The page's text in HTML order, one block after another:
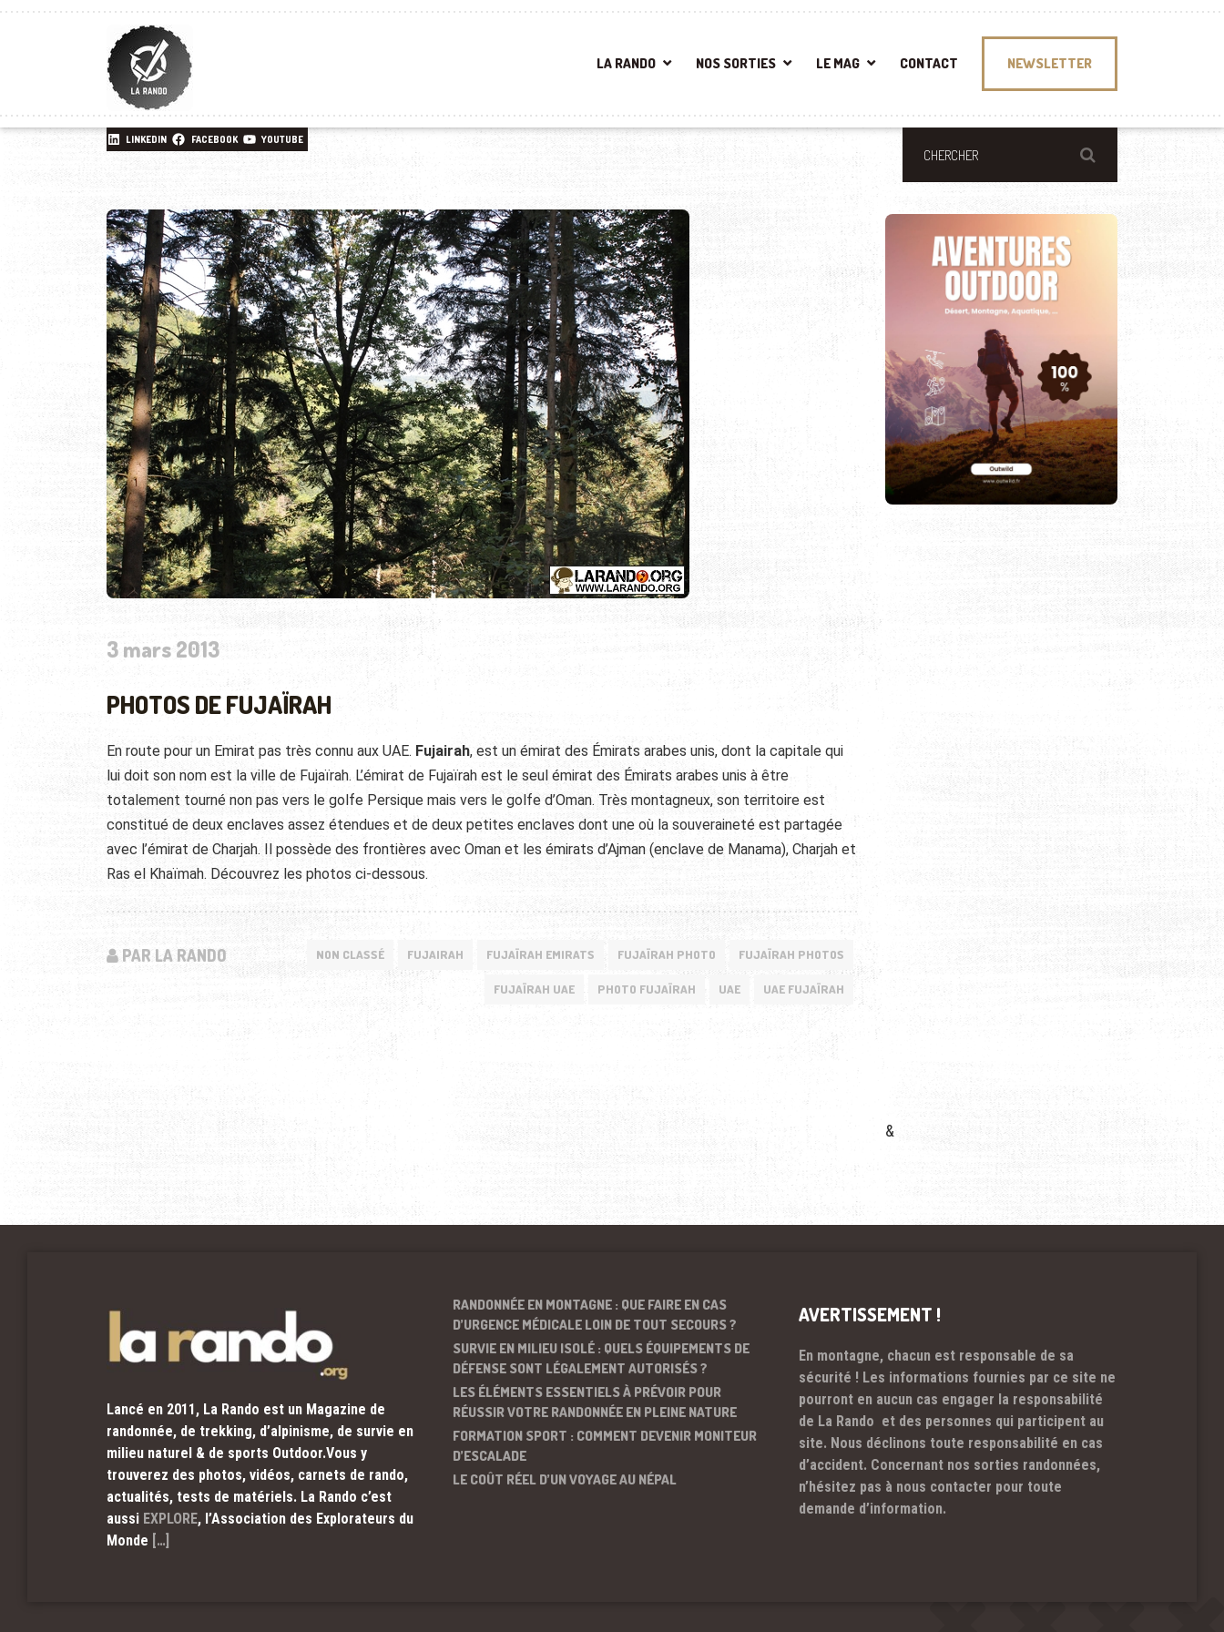
LA RANDO NOS SORTIES LE MAG CONTACT NEWSLETTER
LINKEDIN FACEBOOK YOUTUBE
3 mars 2013
PHOTOS DE FUJAÏRAH
En route pour un Emirat pas très connu aux UAE. Fujairah, est un émirat des Émirats arabes unis, dont la capitale qui
lui doit son nom est la ville de Fujaïrah. L’émirat de Fujaïrah est le seul émirat des Émirats arabes unis à être
totalement tourné non pas vers le golfe Persique mais vers le golfe d’Oman. Très montagneux, son territoire est
constitué de deux enclaves assez étendues et de deux petites enclaves dont une où la souveraineté est partagée
avec l’émirat de Charjah. Il possède des frontières avec Oman et les émirats d’Ajman (enclave de Manama), Charjah et
Ras el Khaïmah. Découvrez les photos ci-dessous.
PAR LA RANDO NON CLASSÉ FUJAIRAH FUJAÏRAH EMIRATS FUJAÏRAH PHOTO FUJAÏRAH PHOTOS
FUJAÏRAH UAE PHOTO FUJAÏRAH UAE UAE FUJAÏRAH
&
Lancé en 2011, La Rando est un Magazine de
randonnée, de trekking, d’alpinisme, de survie en
milieu naturel & de sports Outdoor.Vous y
trouverez des photos, vidéos, carnets de rando,
actualités, tests de matériels. La Rando c’est
aussi EXPLORE, l’Association des Explorateurs du
Monde […]
RANDONNÉE EN MONTAGNE : QUE FAIRE EN CAS
D’URGENCE MÉDICALE LOIN DE TOUT SECOURS ?
SURVIE EN MILIEU ISOLÉ : QUELS ÉQUIPEMENTS DE
DÉFENSE SONT LÉGALEMENT AUTORISÉS ?
LES ÉLÉMENTS ESSENTIELS À PRÉVOIR POUR
RÉUSSIR VOTRE RANDONNÉE EN PLEINE NATURE
FORMATION SPORT : COMMENT DEVENIR MONITEUR
D’ESCALADE
LE COÛT RÉEL D’UN VOYAGE AU NÉPAL
AVERTISSEMENT !
En montagne, chacun est responsable de sa
sécurité ! Les informations fournies par ce site ne
pourront en aucun cas engager la responsabilité
de La Rando et des personnes qui participent au
site. Nous déclinons toute responsabilité en cas
d’accident. Concernant nos sorties randonnées,
n’hésitez pas à nous contacter pour toute
demande d’information.